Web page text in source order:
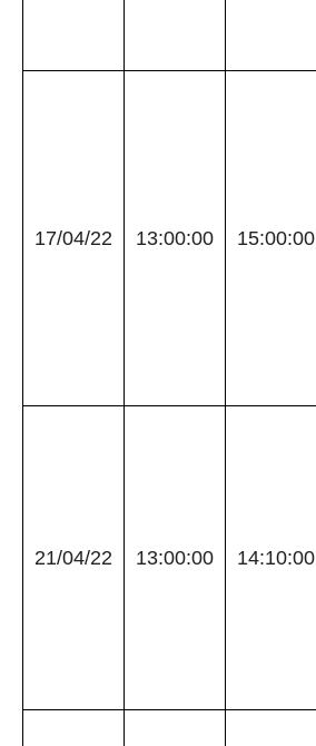
17/04/22 13:00:00 15:00:00
21/04/22 13:00:00 14:10:00